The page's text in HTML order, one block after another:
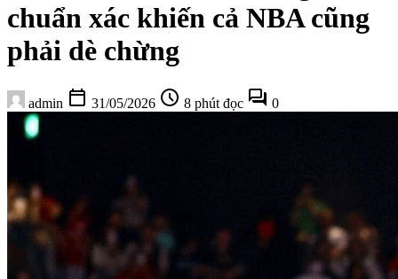
chuẩn xác khiến cả NBA cũng
phải dè chừng
admin calendar_today 31/05/2026 schedule 8 phút đọc forum 0